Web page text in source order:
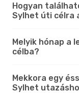
Hogyan
Sylhet úti célra
Melyik hónap a
célba?
Mekkora egy
Sylhet